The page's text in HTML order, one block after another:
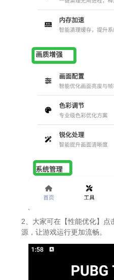
2、大家可在【性能优化】点
源，让游戏运行更加流畅。